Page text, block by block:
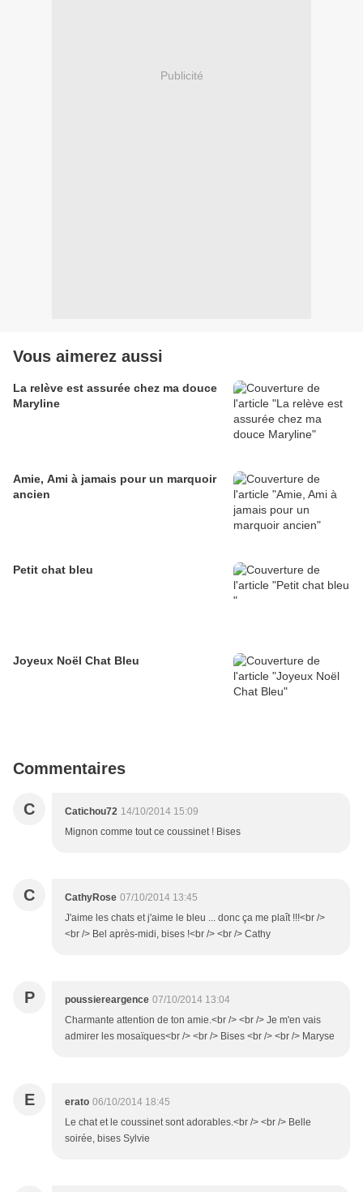
Publicité
Vous aimerez aussi
La relève est assurée chez ma douce
Maryline
Amie, Ami à jamais pour un marquoir
ancien
Petit chat bleu
Joyeux Noël Chat Bleu
Commentaires
C Catichou72 14/10/2014 15:09
Mignon comme tout ce coussinet ! Bises
C CathyRose 07/10/2014 13:45
J'aime les chats et j'aime le bleu ... donc ça me plaît !!!<br />
<br /> Bel après-midi, bises !<br /> <br /> Cathy
P poussiereargence 07/10/2014 13:04
Charmante attention de ton amie.<br /> <br /> Je m'en vais
admirer les mosaïques<br /> <br /> Bises <br /> <br /> Maryse
E erato 06/10/2014 18:45
Le chat et le coussinet sont adorables.<br /> <br /> Belle
soirée, bises Sylvie